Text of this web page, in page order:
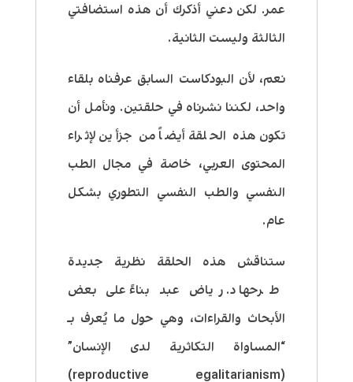
عمر. لكن دعني أذكرك أن هذه استضافتي
الثالثة وليست الثانية.
نعم، لأن البودكاست السابق عرفناه بلقاء
واحد، لكننا نشرناه في حلقتين. ونأمل أن
تكون هذه الحلقة أيضاً من جزأين لإثراء
المحتوى العربي، خاصة في مجال الطب
النفسي والطب النفسي التطوري بشكل
عام.
ستناقش هذه الحلقة نظرية جديدة
طرحها د. رياض عبد بناءً على بعض
الأبحاث والقراءات، وهي حول ما يُعرف بـ
“المساواة التكاثرية لدى الإنسان”
(
reproductive egalitarianism
)